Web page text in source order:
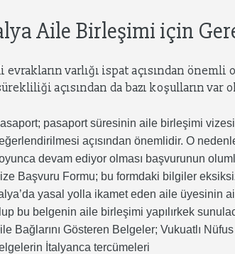
Aile Birleşimi için
evrakların varlığı ispat açısından
açısından da bazı koşulların var
pasaport süresinin aile birleşimi
açısından önemlidir. O
devam ediyor olması başvurunun
Başvuru Formu; bu formdaki bilgiler
yasal yolla ikamet eden aile üyesinin
bu belgenin aile birleşimi yapılırkek
Bağlarını Gösteren Belgeler; Vukuatlı
İtalyanca tercümeleri